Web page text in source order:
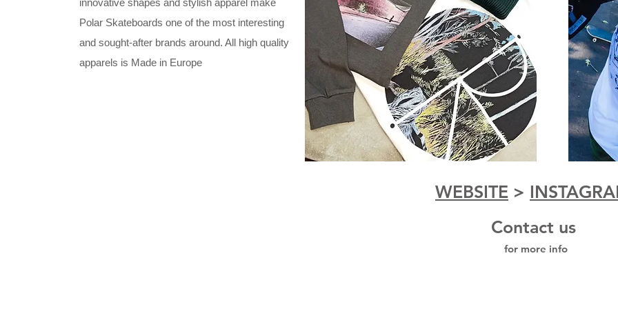
innovative shapes and stylish apparel make
Polar Skateboards one of the most interesting
and sought-after brands around. All high quality
apparels is Made in Europe
WEBSITE >
Contact us
for more info